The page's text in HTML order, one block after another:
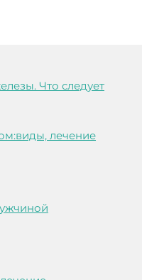
Что следует
лечение